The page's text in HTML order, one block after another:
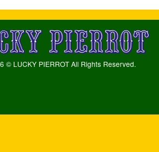
© LUCKY PIERROT All Rights Reserved.